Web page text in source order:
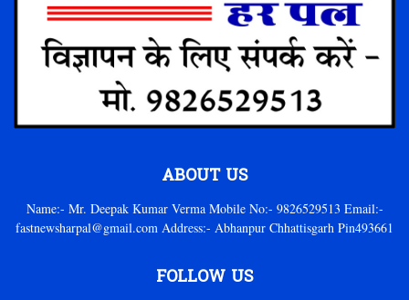
ABOUT US
Name:- Mr. Deepak Kumar Verma Mobile No:- 9826529513 Email:-
fastnewsharpal@gmail.com Address:- Abhanpur Chhattisgarh Pin493661
FOLLOW US